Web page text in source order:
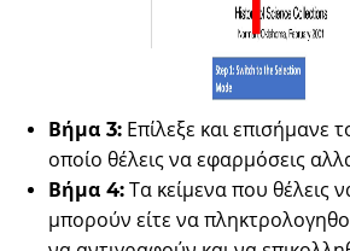
Βήμα 3: Επίλεξε και επισήμανε
οποίο θέλεις να εφαρμόσεις
Βήμα 4: Τα κείμενα που θέλεις
μπορούν είτε να